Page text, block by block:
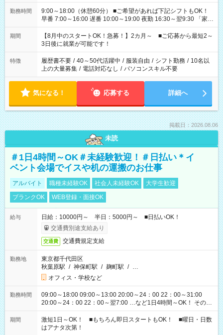
勤務時間
9:00～18:00（休憩60分） ■ご希望があれば下記シフトもOK！
早番 7:00～16:00 遅番 10:00～19:00 夜勤 16:30～翌9:30 「家族
と休みを合わせたい」 「余裕を持って夕飯の準備がしたい」
「できれば残業はしたくない」 など、ご希望を教えてください
ね。 ※Wワーク希望の方へ 今ご覧のお仕事で希望する勤務時間
と、もう1つのお仕事の勤務時間。 合計で週40時間を超える場
合は応募できません。
期間
【8月中のスタートOK！急募！】2カ月～ ■ご応募から最短2～
3日後に就業が可能です！
特徴 履歴書不要 / 40～50代活躍中 / 服装自由 / シフト勤務 / 10名以
上の大量募集 / 電話対応なし / パソコンスキル不要
気になる！ 応募する 詳細へ
掲載日：2026.08.06
未読
＃1日4時間～OK＃未経験歓迎！＃日払い＊イ
ベント会場でイスや机の運搬のお仕事
アルバイト 職種未経験OK 社会人未経験OK
大学生歓迎
ブランクOK
WEB登録・面接OK
給与
日給：10000円～ 半日：5000円～ ■日払いOK！
交通費別途支給あり
交通費 交通費規定支給
勤務地
東京都千代田区
秋葉原駅 / 神保町駅 / 麹町駅 / …
オフィス・学校など
勤務時間
09:00～18:00 09:00～13:00 20:00～24：00 22：00～31:00
20:00～24：00 22：00～翌7:00 …など1日4時間～OK！ その他
シフトもございます！ お気軽にご相談ください！
期間
激短1日～OK！ ■もちろん即日スタートもOK！ ■曜日・日数
はアナタ次第！